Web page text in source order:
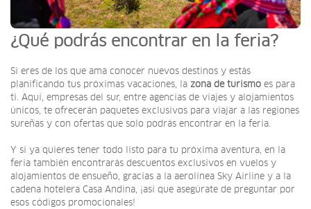
¿Qué podrás encontrar en la feria?
Si eres de los que ama conocer nuevos destinos y estás
planificando tus próximas vacaciones, la zona de turismo es para
ti. Aquí, empresas del sur, entre agencias de viajes y alojamientos
únicos, te ofrecerán paquetes exclusivos para viajar a las regiones
sureñas y con ofertas que solo podrás encontrar en la feria.
Y si ya quieres tener todo listo para tu próxima aventura, en la
feria también encontrarás descuentos exclusivos en vuelos y
alojamientos de ensueño, gracias a la aerolínea Sky Airline y a la
cadena hotelera Casa Andina, ¡así que asegúrate de preguntar por
esos códigos promocionales!